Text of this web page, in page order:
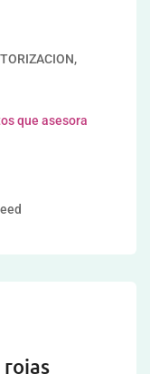
que asesora